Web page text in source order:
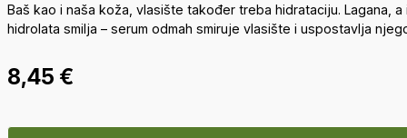
Baš kao i naša koža, vlasište također treba hidrataciju. Lagana,
hidrolata smilja – serum odmah smiruje vlasište i uspostavlja
8,45 €